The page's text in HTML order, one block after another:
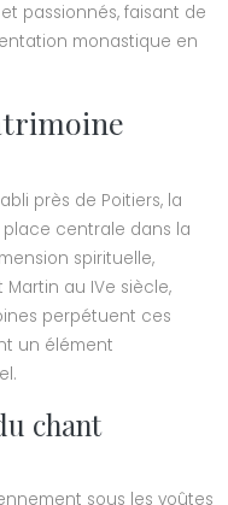
passionnés, faisant de
monastique en
près de Poitiers, la
centrale dans la
spirituelle,
au IVe siècle,
perpétuent ces
un élément
chant
sous les voûtes